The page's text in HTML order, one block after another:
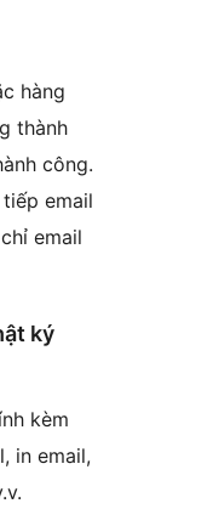
hàng
thành
công.
email
email
ký
kèm
in email,